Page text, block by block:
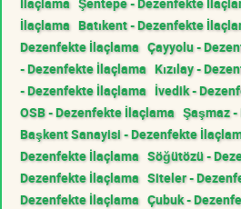
İlaçlama Batıkent - Dezenfekte
Dezenfekte İlaçlama Çayyolu -
- Dezenfekte İlaçlama Kızılay -
- Dezenfekte İlaçlama İvedik -
OSB - Dezenfekte İlaçlama Şaşmaz
Başkent Sanayisi - Dezenfekte
Dezenfekte İlaçlama Söğütözü -
Dezenfekte İlaçlama Siteler -
Dezenfekte İlaçlama Çubuk -